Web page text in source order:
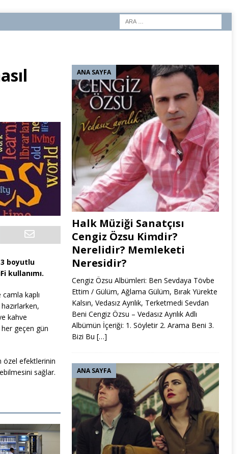
boyutlu
kullanımı.
kaplı
kahve
geçen gün
özel efektlerinin
sağlar.
Halk Müziği Sanatçısı
Cengiz Özsu Kimdir?
Nerelidir? Memleketi
Neresidir?
ANA SAYFA
Cengiz Özsu Albümleri: Ben Sevdaya Tövbe
Ettim / Gülüm, Ağlama Gülüm, Bırak Yürekte
Kalsın, Vedasız Ayrılık, Terketmedi Sevdan
Beni Cengiz Özsu – Vedasız Ayrılık Adlı
Albümün İçeriği: 1. Söyletir 2. Arama Beni 3.
Bizi Bu […]
ANA SAYFA